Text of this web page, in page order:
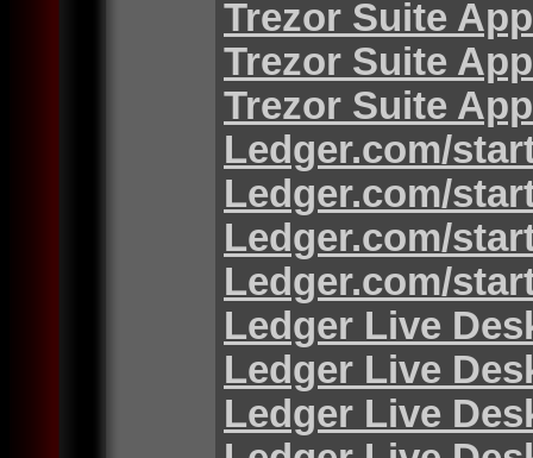
Trezor Suite App
Trezor Suite App
Trezor Suite App
Ledger.com/
Ledger.com/
Ledger.com/
Ledger.com/
Ledger Live
Ledger Live
Ledger Live